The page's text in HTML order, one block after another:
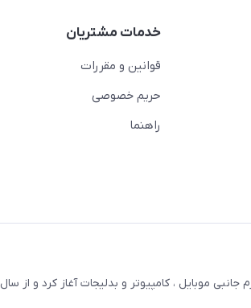
خدمات مشتریان
قوانین و مقررات
حریم خصوصی
راهنما
را با فروش اسباب بازی ، لوازم جانبی موبایل ، کامپیوتر و بدلیجات آغاز کرد و از سال